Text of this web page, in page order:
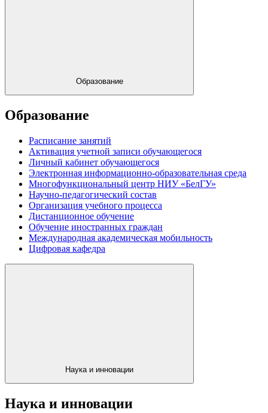
Образование
Образование
Расписание занятий
Активация учетной записи обучающегося
Личный кабинет обучающегося
Электронная информационно-образовательная среда
Многофункциональный центр НИУ «БелГУ»
Научно-педагогический состав
Организация учебного процесса
Дистанционное обучение
Обучение иностранных граждан
Международная академическая мобильность
Цифровая кафедра
Наука и инновации
Наука и инновации